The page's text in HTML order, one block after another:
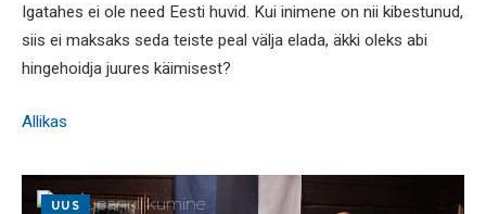
Igatahes ei ole need Eesti huvid. Kui inimene on nii kibestunud,
siis ei maksaks seda teiste peal välja elada, äkki oleks abi
hingehoidja juures käimisest?
Allikas
UUS